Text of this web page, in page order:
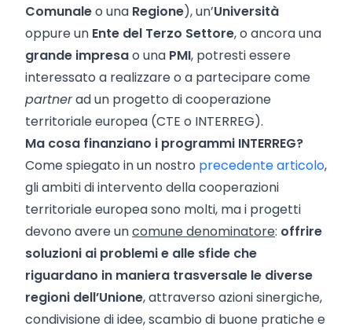
Comunaleo una Regione), un’Università
oppure un Ente del Terzo Settore, o ancora una
grande impresao una PMI, potresti essere
interessato a realizzare o a partecipare come
partnerad un progetto di cooperazione
territoriale europea (CTE o INTERREG).
Ma cosa finanziano i programmi INTERREG?
Come spiegato in un nostro precedente articolo,
gli ambiti di intervento della cooperazioni
territoriale europea sono molti, ma i progetti
devono avere uncomune denominatore: offrire
soluzioni ai problemi e alle sfide che
riguardano in maniera trasversale le diverse
regioni dell’Unione, attraverso azioni sinergiche,
condivisione di idee, scambio di buone pratiche e